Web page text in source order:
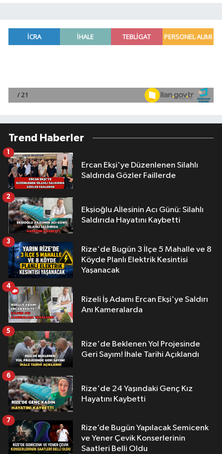
Trend Haberler
Ercan Ekşi'ye Düzenlenen Silahlı
Saldırıda Gözler Faillerde
1
Ekşioğlu Aİlesinin Acı Günü: Silahlı
Saldırıda Hayatını Kaybetti
2
Rize'de Bugün 3 İlçe 5 Mahalle ve 8
Köyde Planlı Elektrik Kesintisi
Yaşanacak
3
Rizeli İş Adamı Ercan Ekşi'ye Saldırı
Anı Kameralarda
4
Rize'de Beklenen Yol Projesinde
Geri Sayım! İhale Tarihi Açıklandı
5
Rize'de 24 Yaşındaki Genç Kız
Hayatını Kaybetti
6
Rize’de Bugün Yapılacak Semicenk
ve Yener Çevik Konserlerinin
Saatleri Belli Oldu
7